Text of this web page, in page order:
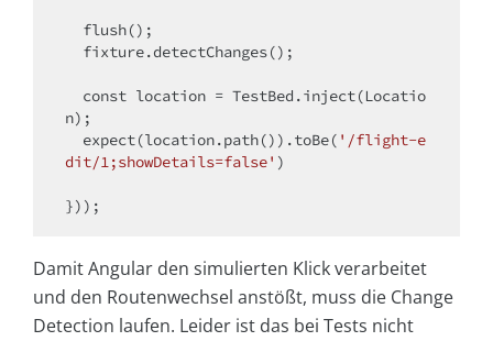
const location = TestBed.inject(Locatio
n);
  expect(location.path()).toBe(
'/flight-e
dit/1;showDetails=false' )
Damit Angular den simulierten Klick verarbeitet
und den Routenwechsel anstößt, muss die Change
Detection laufen. Leider ist das bei Tests nicht